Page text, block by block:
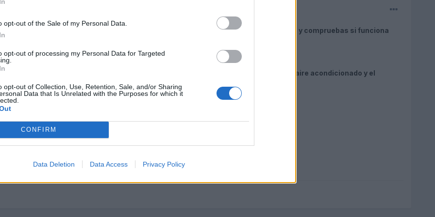
opt-out of the Sale of my Personal Data.
opt-out of processing my Personal Data for Targeted
opt-out of Collection, Use, Retention, Sale, and/or Sharing
Data that Is Unrelated with the Purposes for which it
CONFIRM
Data Deletion Data Access Privacy Policy
han comentado de que sea cuestión de cambiar el relé correspondiente, no es caro y compruebas si funciona
estas cosas porque como empiecen a salir de golpe me da algo.
cinco meses y ni un solo atisbo de cosas similares a excepción de los dos relés del aire acondicionado y el
gracias a los tutoriales de la web.